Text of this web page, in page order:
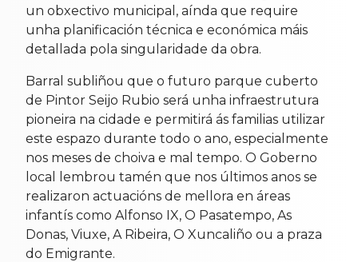
un obxectivo municipal, aínda que require
unha planificación técnica e económica máis
detallada pola singularidade da obra.
Barral subliñou que o futuro parque cuberto
de Pintor Seijo Rubio será unha infraestrutura
pioneira na cidade e permitirá ás familias utilizar
este espazo durante todo o ano, especialmente
nos meses de choiva e mal tempo. O Goberno
local lembrou tamén que nos últimos anos se
realizaron actuacións de mellora en áreas
infantís como Alfonso IX, O Pasatempo, As
Donas, Viuxe, A Ribeira, O Xuncaliño ou a praza
do Emigrante.